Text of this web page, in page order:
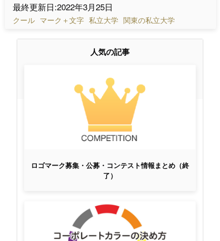
最終更新日:2022年3月25日
クール マーク＋文字 私立大学 関東の私立大学
人気の記事
ロゴマーク募集・公募・コンテスト情報まとめ（終
了）